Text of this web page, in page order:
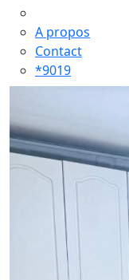
A propos
Contact
*9019